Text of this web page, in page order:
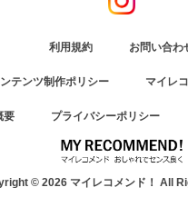
利用規約 お問い合わ
テンツ制作ポリシー マイレ
要 プライバシーポリシー
© 2026 マイレコメンド！ All